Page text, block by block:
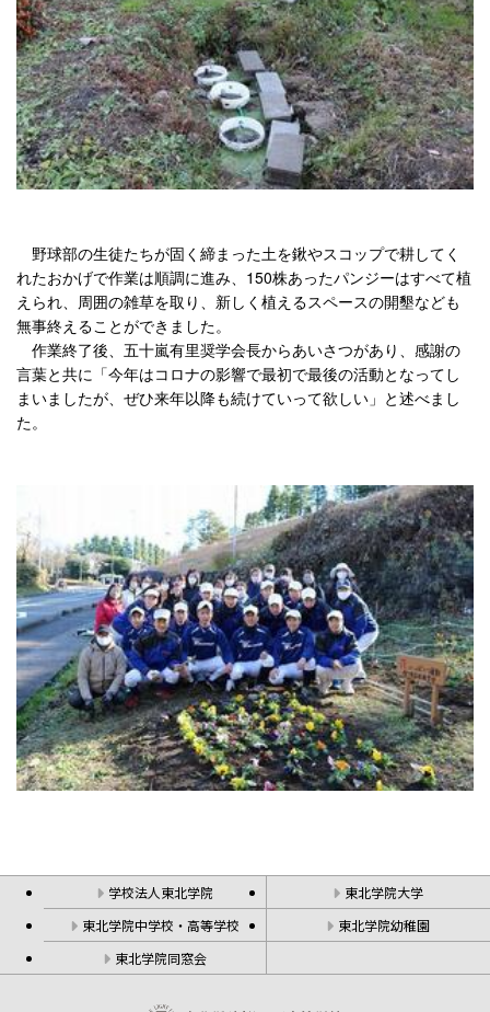
野球部の生徒たちが固く締まった土を鍬やスコップで耕してく
れたおかげで作業は順調に進み、150株あったパンジーはすべて植
えられ、周囲の雑草を取り、新しく植えるスペースの開墾なども
無事終えることができました。
作業終了後、五十嵐有里奨学会長からあいさつがあり、感謝の
言葉と共に「今年はコロナの影響で最初で最後の活動となってし
まいましたが、ぜひ来年以降も続けていって欲しい」と述べまし
た。
学校法人東北学院
東北学院大学
東北学院中学校・高等学校
東北学院幼稚園
東北学院同窓会